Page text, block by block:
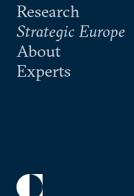
Research
Strategic Europe
About
Experts